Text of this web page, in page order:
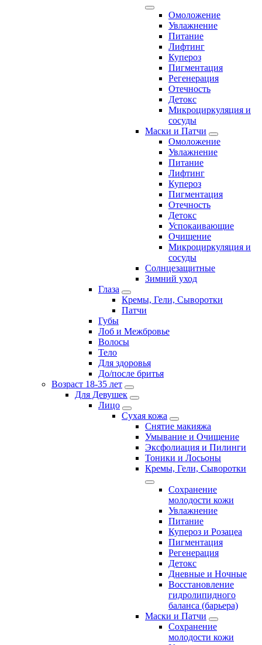
Омоложение
Увлажнение
Питание
Лифтинг
Купероз
Пигментация
Регенерация
Отечность
Детокс
Микроциркуляция и
сосуды
Маски и Патчи
Омоложение
Увлажнение
Питание
Лифтинг
Купероз
Пигментация
Отечность
Детокс
Успокаивающие
Очищение
Микроциркуляция и
сосуды
Солнцезащитные
Зимний уход
Глаза
Кремы, Гели, Сыворотки
Патчи
Губы
Лоб и Межбровье
Волосы
Тело
Для здоровья
До/после бритья
Возраст 18-35 лет
Для Девушек
Лицо
Сухая кожа
Снятие макияжа
Умывание и Очищение
Эксфолиация и Пилинги
Тоники и Лосьоны
Кремы, Гели, Сыворотки
Сохранение
молодости кожи
Увлажнение
Питание
Купероз и Розацеа
Пигментация
Регенерация
Детокс
Дневные и Ночные
Восстановление
гидролипидного
баланса (барьера)
Маски и Патчи
Сохранение
молодости кожи